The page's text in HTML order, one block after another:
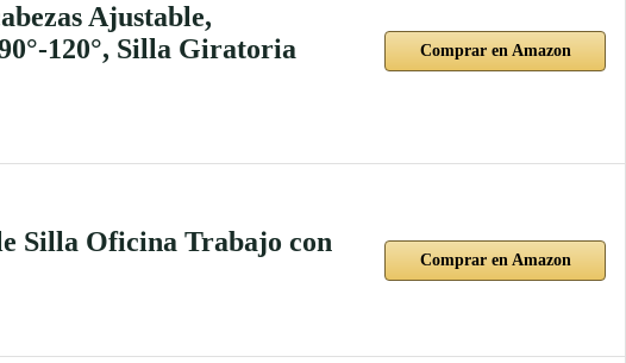
Ajustable,
120°, Silla Giratoria
Comprar en Amazon
Silla Oficina Trabajo con
Comprar en Amazon